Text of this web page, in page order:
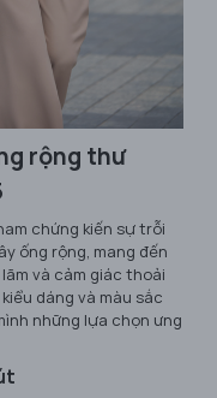
rộng thư
chứng kiến sự trỗi
ống rộng, mang đến
và cảm giác thoải
dáng và màu sắc
những lựa chọn ưng